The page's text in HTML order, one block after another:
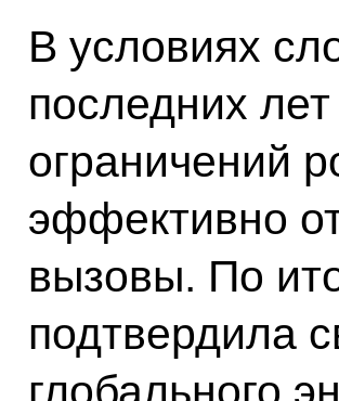
В условиях
последних
ограничений
эффективно
вызовы. По
подтвердила